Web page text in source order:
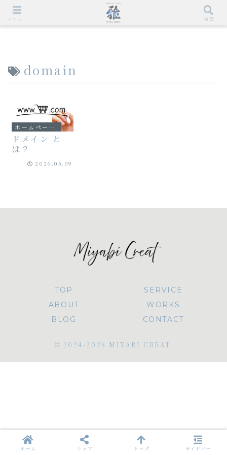
domain
ホームページQ&A
ドメイン と
は？
2026.05.09
TOP
SERVICE
ABOUT
WORKS
BLOG
CONTACT
© 2024-2026 MIYABI CREAT.
メニュー 検索
ホーム シェア トップ サイドバー